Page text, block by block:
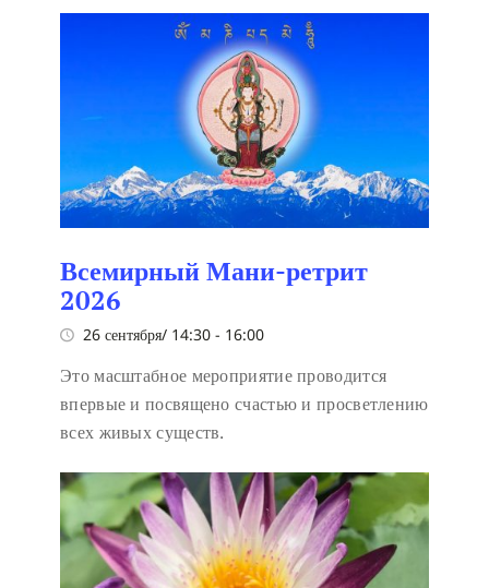
Всемирный Мани-ретрит
2026
26 сентября/ 14:30 - 16:00
Это масштабное мероприятие проводится
впервые и посвящено счастью и просветлению
всех живых существ.